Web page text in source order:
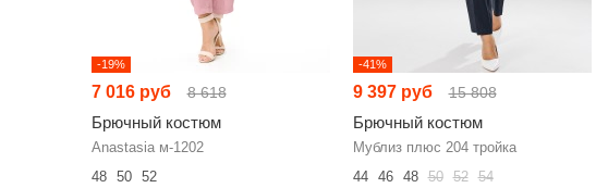
-19%
7 016 руб 8 618
Брючный костюм
Anastasia м-1202
48
50 52
-41%
9 397 руб 15 808
Брючный костюм
Мублиз плюс 204 тройка
44
46 48 50 52 54